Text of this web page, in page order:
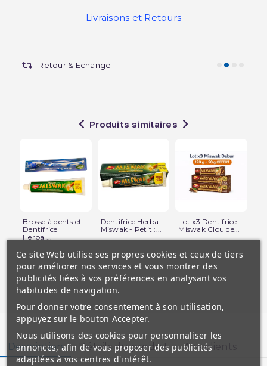
Livraisons et Retours
Retour & Echange
Produits similaires
Brosse à dents et
Dentifrice
Herbal...
Dentifrice Herbal
Miswak - Petit :...
Lot x3 Dentifrice
Miswak Clou de...
Description Détails du produit Avis clients
Ce site Web utilise ses propres cookies et ceux de tiers
pour améliorer nos services et vous montrer des
publicités liées à vos préférences en analysant vos
habitudes de navigation.
Pour donner votre consentement à son utilisation,
appuyez sur le bouton Accepter.
Nous utilisons des cookies pour personnaliser les
annonces, afin de vous proposer des publicités
adaptées à vos centres d'intérêt.